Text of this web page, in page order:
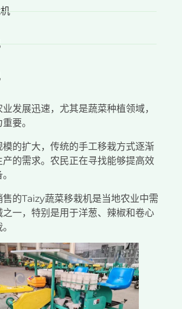
发展迅速，尤其是蔬菜种植领域，
要。
模的扩大，传统的手工移栽方式逐渐
产的需求。农民正在寻找能够提高效
售的Taizy蔬菜移栽机是当地农业中需
之一，特别是用于洋葱、辣椒和卷心